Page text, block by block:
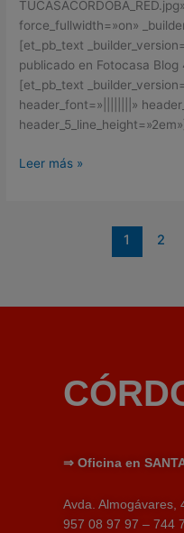
force_fullwidth=»on»
[et_pb_text
publicado en Fotocasa
[et_pb_text
header_font=»||||||||»
Leer más »
1 2
⇒ Oficina en
Avda. Almogávares,
957 08 97 97 – 744